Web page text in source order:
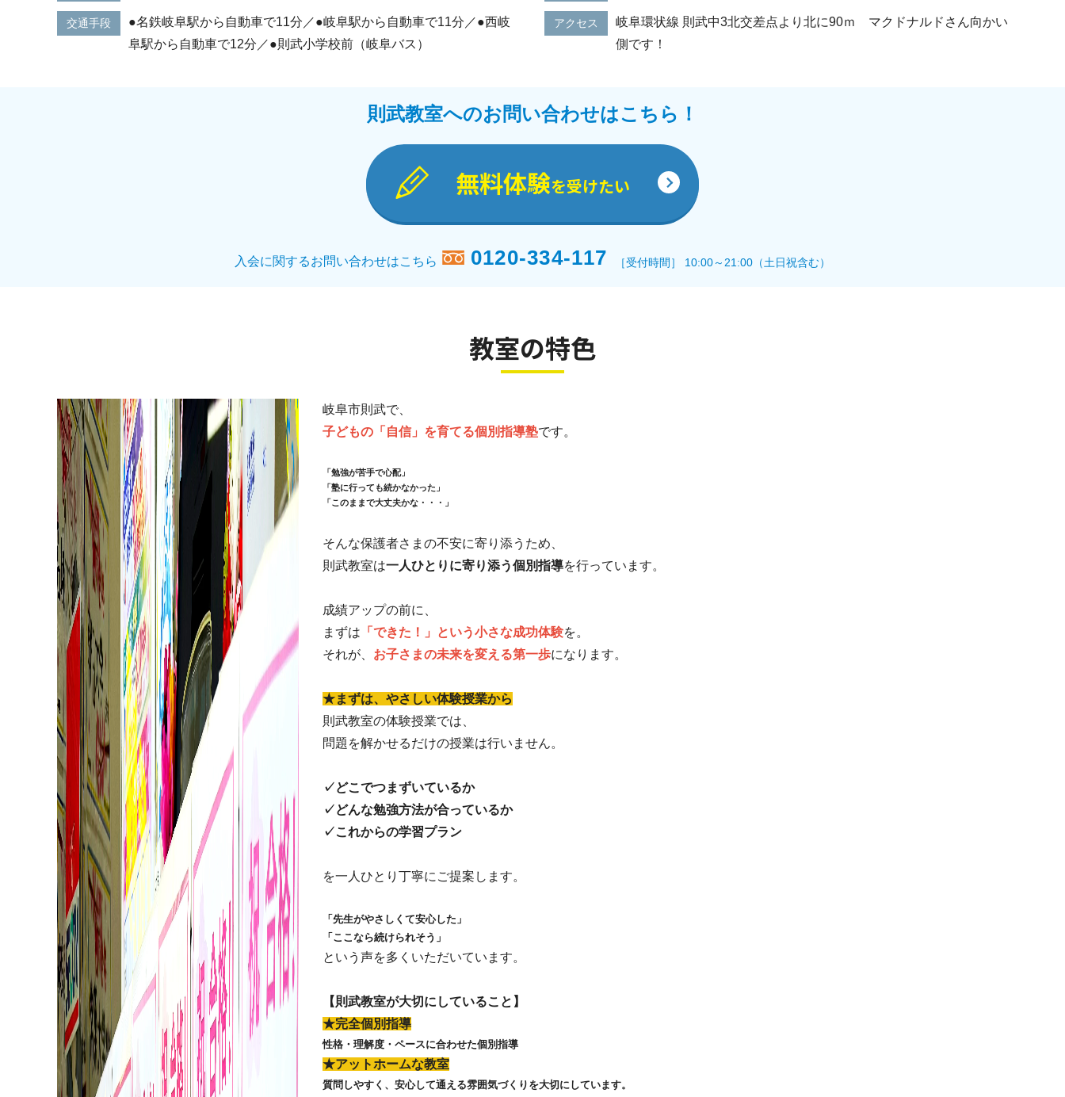
交通手段
●名鉄岐阜駅から自動車で11分／●岐阜駅から自動車で11分／●西岐
阜駅から自動車で12分／●則武小学校前（岐阜バス）
アクセス
岐阜環状線 則武中3北交差点より北に90ｍ マクドナルドさん向かい
側です！
則武教室へのお問い合わせはこちら！
無料体験を受けたい
入会に関するお問い合わせはこちら 0120-334-117 ［受付時間］ 10:00～21:00（土日祝含む）
教室の特色
岐阜市則武で、
子どもの「自信」を育てる個別指導塾です。
「勉強が苦手で心配」
「塾に行っても続かなかった」
「このままで大丈夫かな・・・」
そんな保護者さまの不安に寄り添うため、
則武教室は一人ひとりに寄り添う個別指導を行っています。
成績アップの前に、
まずは 「できた！」という小さな成功体験を。
それが、 お子さまの未来を変える第一歩になります。
★まずは、やさしい体験授業から
則武教室の体験授業では、
問題を解かせるだけの授業は行いません。
✓どこでつまずいているか
✓どんな勉強方法が合っているか
✓これからの学習プラン
を一人ひとり丁寧にご提案します。
「先生がやさしくて安心した」
「ここなら続けられそう」
という声を多くいただいています。
【則武教室が大切にしていること】
★完全個別指導
性格・理解度・ペースに合わせた個別指導
★アットホームな教室
質問しやすく、安心して通える雰囲気づくりを大切にしています。